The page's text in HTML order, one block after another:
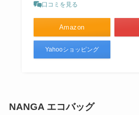
口コミを見る
Amazon
Yahooショッピング
NANGA エコバッグ